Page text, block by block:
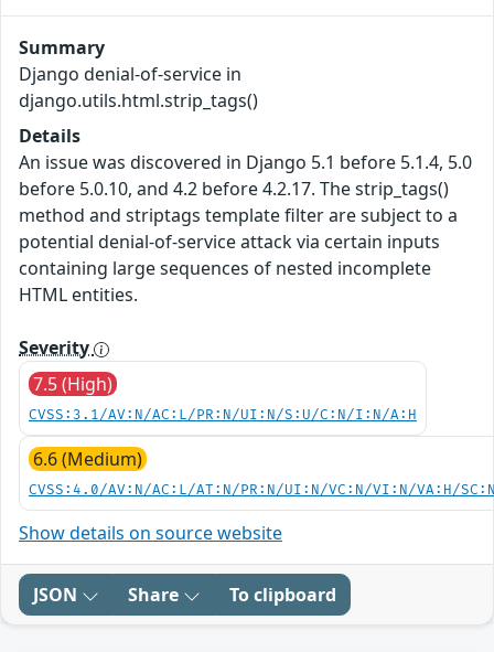
Summary
Django denial-of-service in
django.utils.html.strip_tags()
Details
An issue was discovered in Django 5.1 before 5.1.4, 5.0
before 5.0.10, and 4.2 before 4.2.17. The strip_tags()
method and striptags template filter are subject to a
potential denial-of-service attack via certain inputs
containing large sequences of nested incomplete
HTML entities.
Severity
7.5 (High)
CVSS:3.1/AV:N/AC:L/PR:N/UI:N/S:U/C:N/I:N/A:H
6.6 (Medium)
CVSS:4.0/AV:N/AC:L/AT:N/PR:N/UI:N/VC:N/VI:N/VA:H/
Show details on source website
JSON Share To clipboard